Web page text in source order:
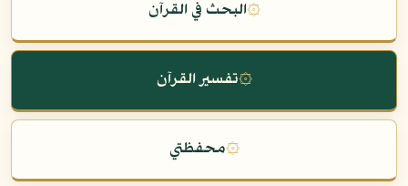
۞البحث في القرآن
۞تفسير القرآن
۞محفظتي